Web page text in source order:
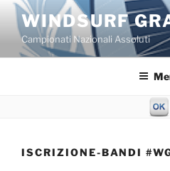
Salta
contenuto
WINDSURF
Campionati Nazionali Assoluti
ISCRIZIONE-BANDI